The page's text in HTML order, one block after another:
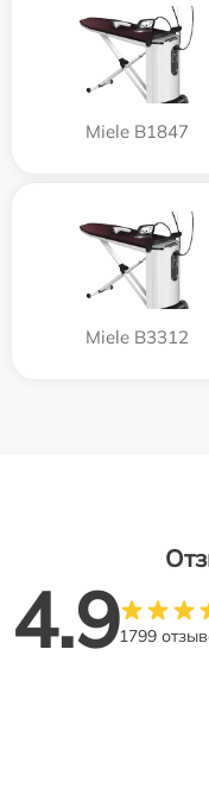
Miele B1847
Miele B3312
4.91799